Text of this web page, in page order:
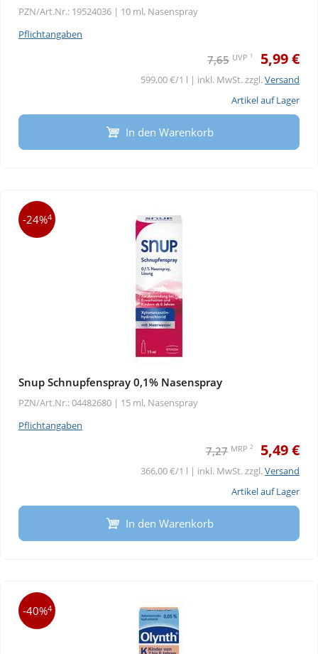
PZN/Art.Nr.: 19524036 | 10 ml, Nasenspray
Pflichtangaben
7,65 UVP 1 5,99 €
599,00 €/1 l | inkl. MwSt. zzgl.Versand
Artikel auf Lager
In den Warenkorb
-24%4
Snup Schnupfenspray 0,1% Nasenspray
PZN/Art.Nr.: 04482680 | 15 ml, Nasenspray
Pflichtangaben
7,27 MRP 2 5,49 €
366,00 €/1 l | inkl. MwSt. zzgl.Versand
Artikel auf Lager
In den Warenkorb
-40%4